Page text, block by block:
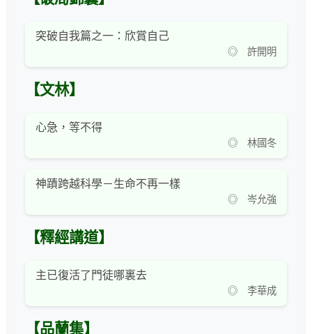
突破自我篇之一：欣賞自己
◎ 許開明
【文林】
心急，等不得
◎ 林國冬
神蹟跨越科學－生命不再一樣
◎ 岑允強
【釋經講道】
主已復活了門徒哪裏去
◎ 李華成
【品蘭集】